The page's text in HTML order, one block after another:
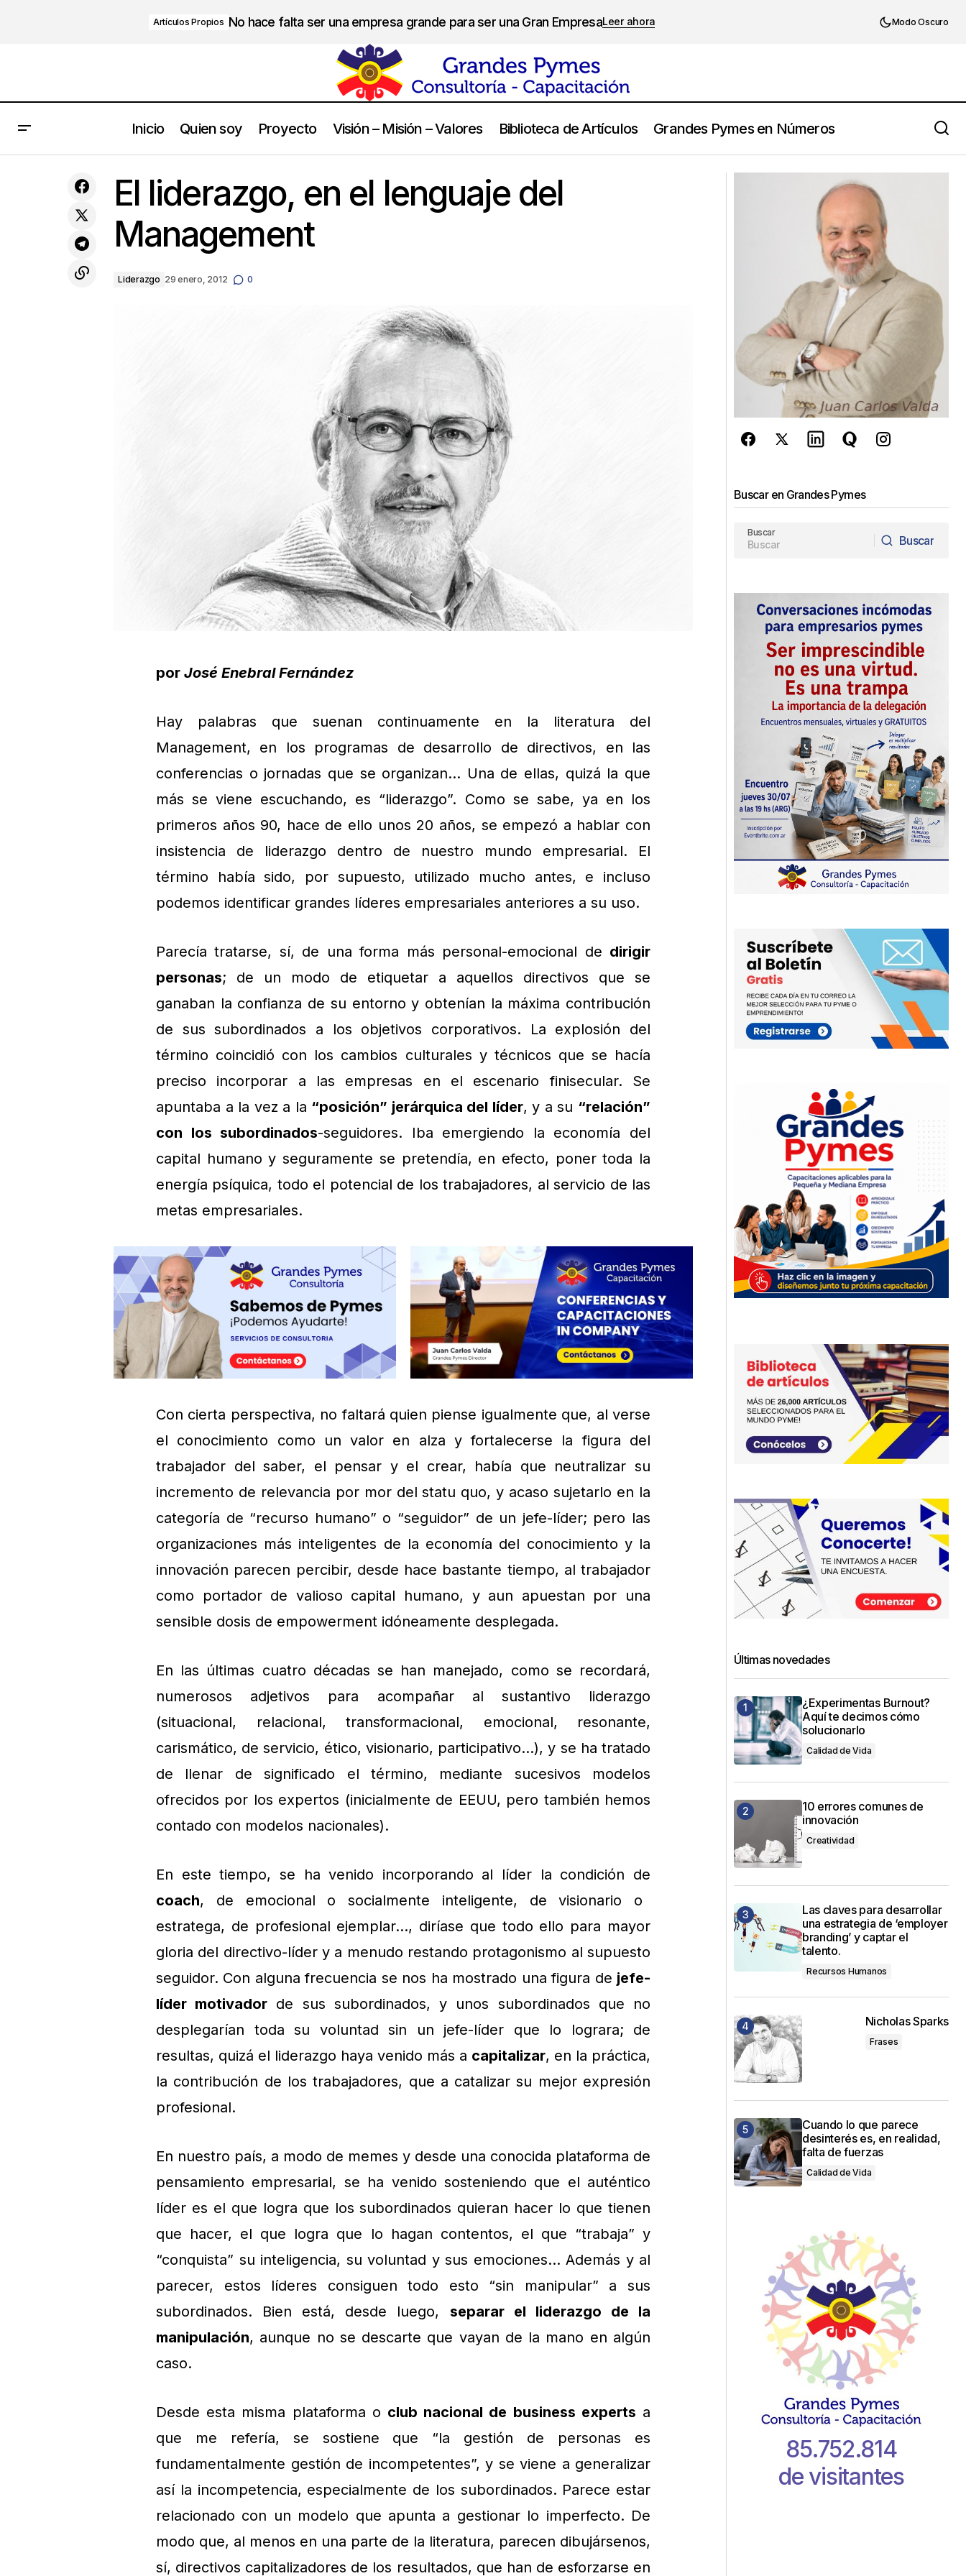
Artículos Propios No hace falta ser una empresa grande para ser una Gran EmpresaLeer ahora Modo Oscuro
Inicio Quien soy Proyecto Visión – Misión – Valores Biblioteca de Artículos Grandes Pymes en Números
producto
El liderazgo, en el lenguaje del Management
Toma de decisiones: 10 principios para
decidir con eficacia
El liderazgo, en el lenguaje del
Management
Liderazgo 29 enero, 2012 0
por José Enebral Fernández
Hay palabras que suenan continuamente en la literatura del
Management, en los programas de desarrollo de directivos, en las
conferencias o jornadas que se organizan… Una de ellas, quizá la que
más se viene escuchando, es “liderazgo”. Como se sabe, ya en los
primeros años 90, hace de ello unos 20 años, se empezó a hablar con
insistencia de liderazgo dentro de nuestro mundo empresarial. El
término había sido, por supuesto, utilizado mucho antes, e incluso
podemos identificar grandes líderes empresariales anteriores a su uso.
Parecía tratarse, sí, de una forma más personal-emocional de dirigir
personas; de un modo de etiquetar a aquellos directivos que se
ganaban la confianza de su entorno y obtenían la máxima contribución
de sus subordinados a los objetivos corporativos. La explosión del
término coincidió con los cambios culturales y técnicos que se hacía
preciso incorporar a las empresas en el escenario finisecular. Se
apuntaba a la vez a la “posición” jerárquica del líder, y a su “relación”
con los subordinados-seguidores. Iba emergiendo la economía del
capital humano y seguramente se pretendía, en efecto, poner toda la
energía psíquica, todo el potencial de los trabajadores, al servicio de las
metas empresariales.
Con cierta perspectiva, no faltará quien piense igualmente que, al verse
el conocimiento como un valor en alza y fortalecerse la figura del
trabajador del saber, el pensar y el crear, había que neutralizar su
incremento de relevancia por mor del statu quo, y acaso sujetarlo en la
categoría de “recurso humano” o “seguidor” de un jefe-líder; pero las
organizaciones más inteligentes de la economía del conocimiento y la
innovación parecen percibir, desde hace bastante tiempo, al trabajador
como portador de valioso capital humano, y aun apuestan por una
sensible dosis de empowerment idóneamente desplegada.
En las últimas cuatro décadas se han manejado, como se recordará,
numerosos adjetivos para acompañar al sustantivo liderazgo
(situacional, relacional, transformacional, emocional, resonante,
carismático, de servicio, ético, visionario, participativo…), y se ha tratado
de llenar de significado el término, mediante sucesivos modelos
ofrecidos por los expertos (inicialmente de EEUU, pero también hemos
contado con modelos nacionales).
En este tiempo, se ha venido incorporando al líder la condición de
coach, de emocional o socialmente inteligente, de visionario o
estratega, de profesional ejemplar…, diríase que todo ello para mayor
gloria del directivo-líder y a menudo restando protagonismo al supuesto
seguidor. Con alguna frecuencia se nos ha mostrado una figura de jefe-
líder motivador de sus subordinados, y unos subordinados que no
desplegarían toda su voluntad sin un jefe-líder que lo lograra; de
resultas, quizá el liderazgo haya venido más a capitalizar, en la práctica,
la contribución de los trabajadores, que a catalizar su mejor expresión
profesional.
En nuestro país, a modo de memes y desde una conocida plataforma de
pensamiento empresarial, se ha venido sosteniendo que el auténtico
líder es el que logra que los subordinados quieran hacer lo que tienen
que hacer, el que logra que lo hagan contentos, el que “trabaja” y
“conquista” su inteligencia, su voluntad y sus emociones… Además y al
parecer, estos líderes consiguen todo esto “sin manipular” a sus
subordinados. Bien está, desde luego, separar el liderazgo de la
manipulación, aunque no se descarte que vayan de la mano en algún
caso.
Desde esta misma plataforma o club nacional de business experts a
que me refería, se sostiene que “la gestión de personas es
fundamentalmente gestión de incompetentes”, y se viene a generalizar
así la incompetencia, especialmente de los subordinados. Parece estar
relacionado con un modelo que apunta a gestionar lo imperfecto. De
modo que, al menos en una parte de la literatura, parecen dibujársenos,
sí, directivos capitalizadores de los resultados, que han de esforzarse en
Buscar en Grandes Pymes
Buscar
Buscar
Últimas novedades
¿Experimentas Burnout?
Aquí te decimos cómo
solucionarlo
Calidad de Vida
10 errores comunes de
innovación
Creatividad
Las claves para desarrollar
una estrategia de ‘employer
branding’ y captar el
talento.
Recursos Humanos
Nicholas Sparks
Frases
Cuando lo que parece
desinterés es, en realidad,
falta de fuerzas
Calidad de Vida
85.752.814
de visitantes